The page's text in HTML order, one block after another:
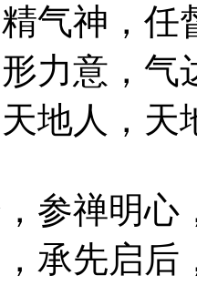
神，任
意，气
人，天
禅明心
先启后